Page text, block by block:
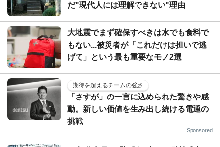
だ"現代人には理解できない"理由
大地震でまず確保すべきは水でも食料で
もない...被災者が「これだけは担いで逃
げて」という最も重要なモノ2選
期待を超えるチームの強さ
「さすが」の一言に込められた驚きや感
動。新しい価値を生み出し続ける電通の
挑戦
Sponsored